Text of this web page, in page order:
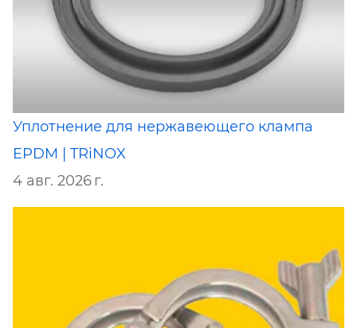
Уплотнение для нержавеющего клампа
EPDM | TRiNOX
4 авг. 2026 г.